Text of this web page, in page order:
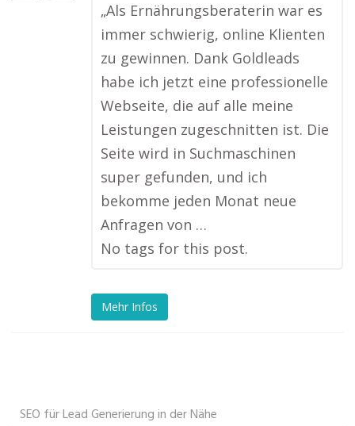
„Als Ernährungsberaterin war es
immer schwierig, online Klienten
zu gewinnen. Dank Goldleads
habe ich jetzt eine professionelle
Webseite, die auf alle meine
Leistungen zugeschnitten ist. Die
Seite wird in Suchmaschinen
super gefunden, und ich
bekomme jeden Monat neue
Anfragen von …
No tags for this post.
Mehr Infos
SEO für Lead Generierung in der Nähe